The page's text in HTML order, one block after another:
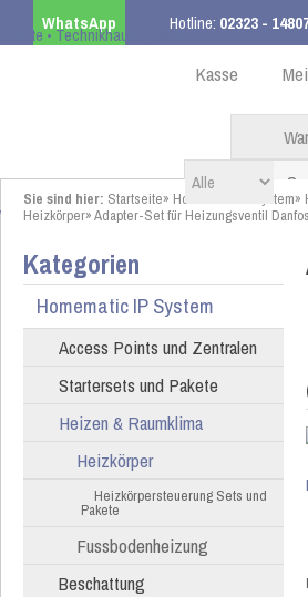
WhatsApp Hotline: 02323 -
ab 99,00 €
Kasse
Sie sind hier: Startseite» Homematic IP System»
Heizkörper»Adapter-Set für Heizungsventil
Kategorien
Homematic IP System
Access Points und Zentralen
Startersets und Pakete
Heizen & Raumklima
Heizkörper
Heizkörpersteuerung Sets und
Pakete
Fussbodenheizung
Beschattung